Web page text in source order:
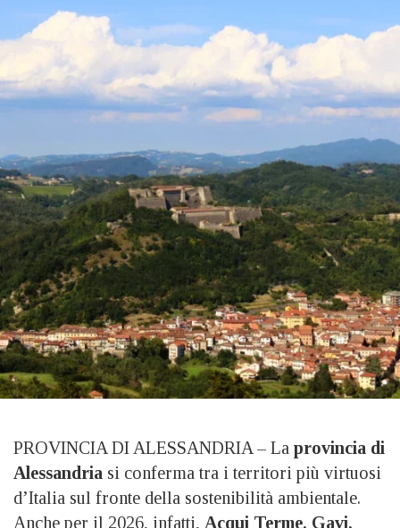
PROVINCIA DI ALESSANDRIA – La provincia di
Alessandria si conferma tra i territori più virtuosi
d’Italia sul fronte della sostenibilità ambientale.
Anche per il 2026, infatti, Acqui Terme, Gavi,